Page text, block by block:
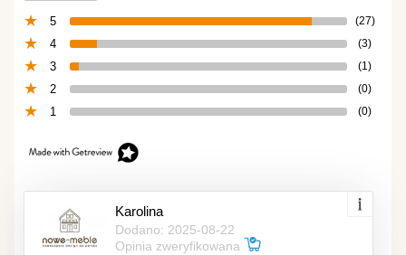
5 (27)
4 (3)
3 (1)
2 (0)
1 (0)
Karolina
Dodano: 2025-08-22
Opinia zweryfikowana